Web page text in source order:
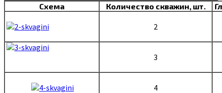
Схема Количество скважин, шт.
2
3
4